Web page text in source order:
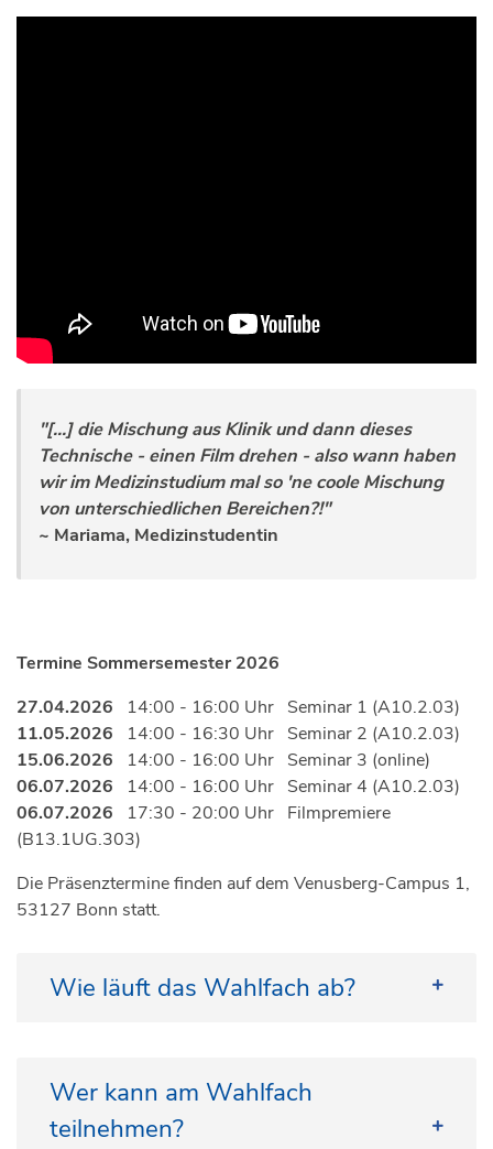
"[...] die Mischung aus Klinik und dann dieses
Technische - einen Film drehen - also wann haben
wir im Medizinstudium mal so 'ne coole Mischung
von unterschiedlichen Bereichen?!"
~ Mariama, Medizinstudentin
Termine Sommersemester 2026
27.04.2026 14:00 - 16:00 Uhr Seminar 1 (A10.2.03)
11.05.2026 14:00 - 16:30 Uhr Seminar 2 (A10.2.03)
15.06.2026 14:00 - 16:00 Uhr Seminar 3 (online)
06.07.2026 14:00 - 16:00 Uhr Seminar 4 (A10.2.03)
06.07.2026 17:30 - 20:00 Uhr Filmpremiere
(B13.1UG.303)
Die Präsenztermine finden auf dem Venusberg-Campus 1,
53127 Bonn statt.
Wie läuft das Wahlfach ab?
und Wintersemester statt.
Ausgerüstet mit Videokameras führen Studierende
Wer kann am Wahlfach
teilnehmen?